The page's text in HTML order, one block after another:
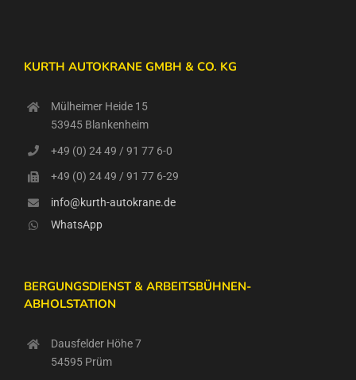
KURTH AUTOKRANE GMBH & CO. KG
Mülheimer Heide 15
53945 Blankenheim
+49 (0) 24 49 / 91 77 6-0
+49 (0) 24 49 / 91 77 6-29
info@kurth-autokrane.de
WhatsApp
BERGUNGSDIENST & ARBEITSBÜHNEN-
ABHOLSTATION
Dausfelder Höhe 7
54595 Prüm